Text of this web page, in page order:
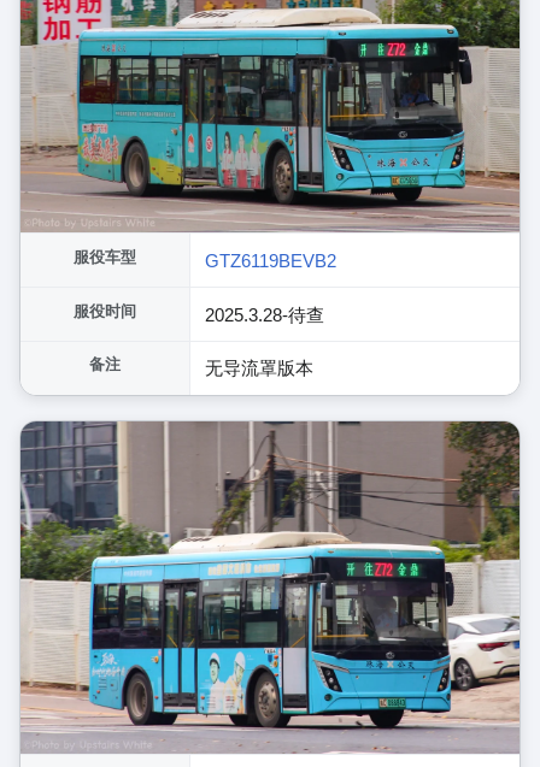
服役车型 GTZ6119BEVB2
服役时间 2025.3.28-待查
备注 无导流罩版本